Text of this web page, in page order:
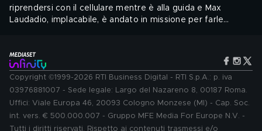
riprendersi con il cellulare mentre è alla guida e Max
Laudadio, implacabile, è andato in missione per farle
Copyright ©1999-2026 RTI Business Digital - RTI S.p.A.: p. iva
03976881007 - Sede legale: Largo del Nazareno 8, 00187 Roma.
Uffici: Viale Europa 46, 20093 Cologno Monzese (MI) - Cap. Soc.
int. vers. € 500.000.007 - Gruppo MFE Media For Europe N.V. -
Tutti i diritti riservati. Rispetto ai contenuti trasmessi e/o